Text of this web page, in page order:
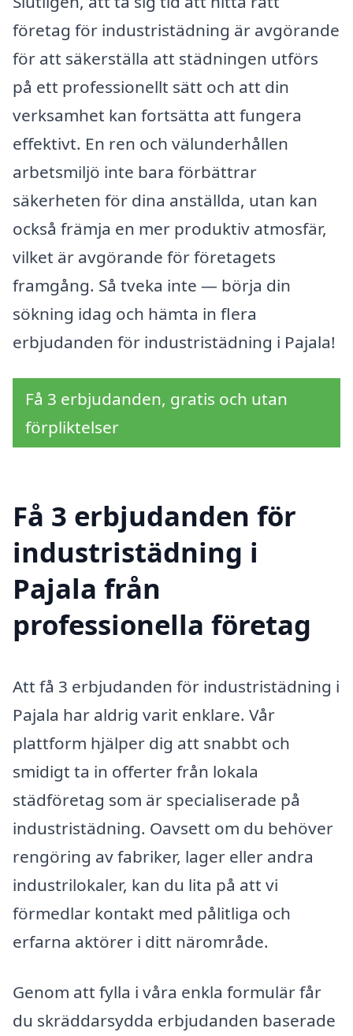
företag för industristädning är avgörande
för att säkerställa att städningen utförs
på ett professionellt sätt och att din
verksamhet kan fortsätta att fungera
effektivt. En ren och välunderhållen
arbetsmiljö inte bara förbättrar
säkerheten för dina anställda, utan kan
också främja en mer produktiv atmosfär,
vilket är avgörande för företagets
framgång. Så tveka inte — börja din
sökning idag och hämta in flera
erbjudanden för industristädning i Pajala!
Få 3 erbjudanden, gratis och utan
förpliktelser
Få 3 erbjudanden för
industristädning i
Pajala från
professionella företag
Att få 3 erbjudanden för industristädning i
Pajala har aldrig varit enklare. Vår
plattform hjälper dig att snabbt och
smidigt ta in offerter från lokala
städföretag som är specialiserade på
industristädning. Oavsett om du behöver
rengöring av fabriker, lager eller andra
industrilokaler, kan du lita på att vi
förmedlar kontakt med pålitliga och
erfarna aktörer i ditt närområde.
Genom att fylla i våra enkla formulär får
du skräddarsydda erbjudanden baserade